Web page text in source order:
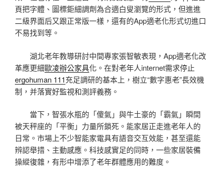
頁把字體、圖標鉅細調劑為合適白叟瀏覽的形式，但進進
二級界面后又跟正常版一樣，還有的App適老化形式切進口
不易找到等。
湖北老年教導研討中間專家張智敏表現，App適老化改
革應更細歐凌辦公家具化。在對老年人internet需求停止
ergohuman 111充足調研的基本上，樹立“數字惠老”長效機
制，并落實好監視和測評義務。
當下，智張水瓶的「傻氣」與牛土豪的「霸氣」瞬間
被天秤座的「平衡」力量所鎖死。能家居正走進老年人的
日常。市場上不少智能家電具有語音交互效能，甚至還能
辨認舉措、主動感應。科技感實足的同時，一些家居裝備
操縱復雜，有形中增添了老年群體應用的難度。